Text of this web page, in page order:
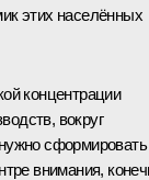
этих населённых
концентрации
вокруг
сформировать
внимания,